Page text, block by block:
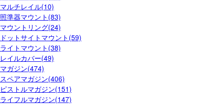
マルチレイル(10)
照準器マウント(83)
マウントリング(24)
ドットサイトマウント(59)
ライトマウント(38)
レイルカバー(49)
マガジン(474)
スペアマガジン(406)
ピストルマガジン(151)
ライフルマガジン(147)